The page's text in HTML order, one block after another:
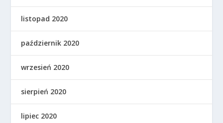
listopad 2020
październik 2020
wrzesień 2020
sierpień 2020
lipiec 2020